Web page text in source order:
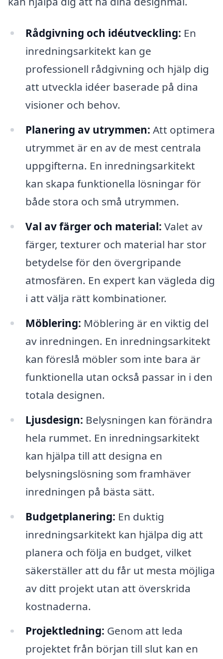
Rådgivning och idéutveckling: En
inredningsarkitekt kan ge
professionell rådgivning och hjälp dig
att utveckla idéer baserade på dina
visioner och behov.
Planering av utrymmen: Att optimera
utrymmet är en av de mest centrala
uppgifterna. En inredningsarkitekt
kan skapa funktionella lösningar för
både stora och små utrymmen.
Val av färger och material: Valet av
färger, texturer och material har stor
betydelse för den övergripande
atmosfären. En expert kan vägleda dig
i att välja rätt kombinationer.
Möblering: Möblering är en viktig del
av inredningen. En inredningsarkitekt
kan föreslå möbler som inte bara är
funktionella utan också passar in i den
totala designen.
Ljusdesign: Belysningen kan förändra
hela rummet. En inredningsarkitekt
kan hjälpa till att designa en
belysningslösning som framhäver
inredningen på bästa sätt.
Budgetplanering: En duktig
inredningsarkitekt kan hjälpa dig att
planera och följa en budget, vilket
säkerställer att du får ut mesta möjliga
av ditt projekt utan att överskrida
kostnaderna.
Projektledning: Genom att leda
projektet från början till slut kan en